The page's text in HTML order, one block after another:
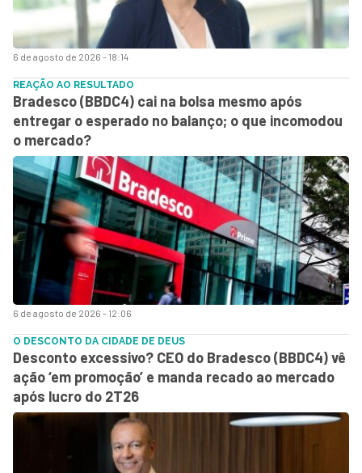
6 de agosto de 2026 - 18:14
6 de agosto de 2026 - 12:06
REAÇÃO AO RESULTADO
Bradesco (BBDC4) cai na bolsa mesmo após
entregar o esperado no balanço; o que incomodou
o mercado?
O DESCONTO DA CIDADE DE DEUS
Desconto excessivo? CEO do Bradesco (BBDC4) vê
ação ‘em promoção’ e manda recado ao mercado
após lucro do 2T26